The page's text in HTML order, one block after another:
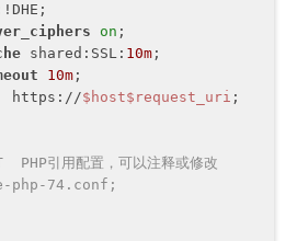
on ;
shared:SSL: 10m;
10m;
https://
$host$request_uri ;
PHP引用配置，可以注释或修改
php-74.conf;